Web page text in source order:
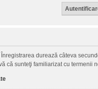
durează câteva
că sunteţi familiarizat cu